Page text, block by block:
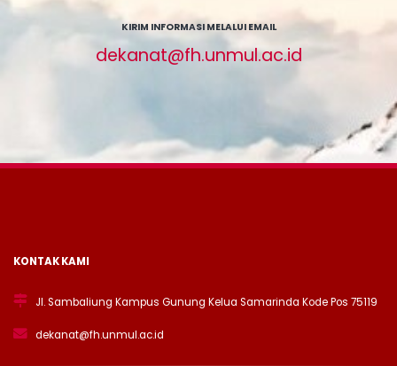
KIRIM INFORMASI MELALUI EMAIL
dekanat@fh.unmul.ac.id
KONTAK KAMI
Jl. Sambaliung Kampus Gunung Kelua Samarinda Kode Pos 75119
dekanat@fh.unmul.ac.id